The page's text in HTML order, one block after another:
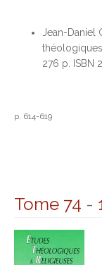
Jean-Daniel
théologiques
276 p. ISBN
p. 614-619
Tome 74 -